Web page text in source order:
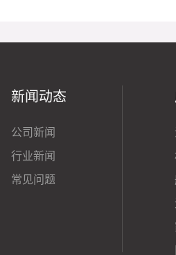
新闻动态
公司新闻
行业新闻
常见问题